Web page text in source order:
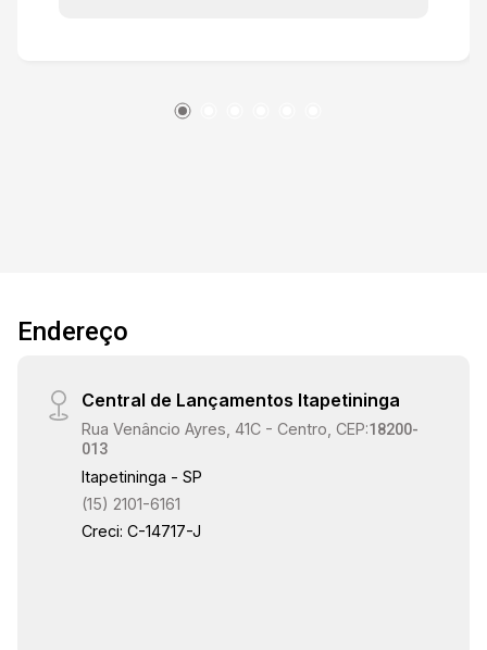
que comportaria um bonito deck coberto. vale a
Endereço
Central de Lançamentos Itapetininga
Rua Venâncio Ayres, 41C - Centro, CEP:18200-
013
Itapetininga - SP
(15) 2101-6161
Creci: C-14717-J